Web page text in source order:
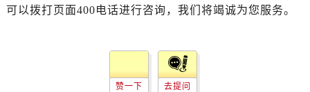
可以拨打页面400电话进行咨询，我们将竭诚为您服务。
赞一下 去提问